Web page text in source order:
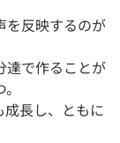
を反映するのが
達で作ることが
長し、ともに